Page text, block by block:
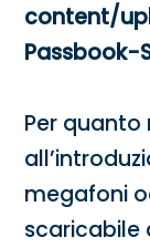
content/
Passbook-
Per quanto
megafoni
scaricabile